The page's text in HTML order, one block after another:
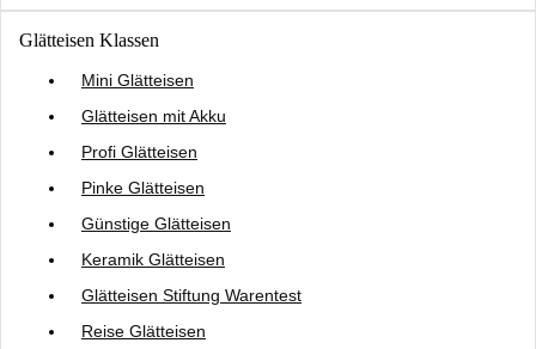
Glätteisen Klassen
Mini Glätteisen
Glätteisen mit Akku
Profi Glätteisen
Pinke Glätteisen
Günstige Glätteisen
Keramik Glätteisen
Glätteisen Stiftung Warentest
Reise Glätteisen